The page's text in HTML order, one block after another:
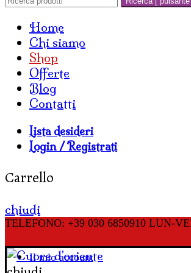
Home
Chi siamo
Shop
Offerte
Blog
Contatti
Lista desideri
Login / Registrati
Carrello
chiudi
TELEFONO: +39 030 6850910 LUN-
Il mio account